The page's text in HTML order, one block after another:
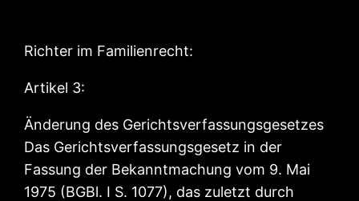
Richter im Familienrecht:
Artikel 3:
Änderung des Gerichtsverfassungsgesetzes
Das Gerichtsverfassungsgesetz in der
Fassung der Bekanntmachung vom 9. Mai
1975 (BGBl. I S. 1077), das zuletzt durch